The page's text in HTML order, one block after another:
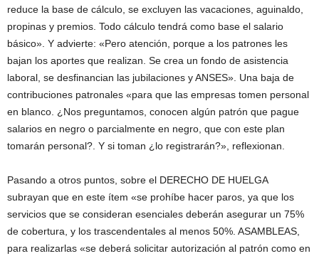
reduce la base de cálculo, se excluyen las vacaciones, aguinaldo,
propinas y premios. Todo cálculo tendrá como base el salario
básico». Y advierte: «Pero atención, porque a los patrones les
bajan los aportes que realizan. Se crea un fondo de asistencia
laboral, se desfinancian las jubilaciones y ANSES». Una baja de
contribuciones patronales «para que las empresas tomen personal
en blanco. ¿Nos preguntamos, conocen algún patrón que pague
salarios en negro o parcialmente en negro, que con este plan
tomarán personal?. Y si toman ¿lo registrarán?», reflexionan.
Pasando a otros puntos, sobre el DERECHO DE HUELGA
subrayan que en este ítem «se prohíbe hacer paros, ya que los
servicios que se consideran esenciales deberán asegurar un 75%
de cobertura, y los trascendentales al menos 50%. ASAMBLEAS,
para realizarlas «se deberá solicitar autorización al patrón como en